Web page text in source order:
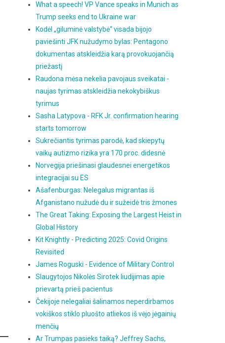
What a speech! VP Vance speaks in Munich as
Trump seeks end to Ukraine war
Kodėl „giluminė valstybė“ visada bijojo
paviešinti JFK nužudymo bylas: Pentagono
dokumentas atskleidžia karą provokuojančią
priežastį
Raudona mėsa nekelia pavojaus sveikatai -
naujas tyrimas atskleidžia nekokybiškus
tyrimus
Sasha Latypova - RFK Jr. confirmation hearing
starts tomorrow
Sukrečiantis tyrimas parodė, kad skiepytų
vaikų autizmo rizika yra 170 proc. didesnė
Norvegija priešinasi glaudesnei energetikos
integracijai su ES
Ašafenburgas: Nelegalus migrantas iš
Afganistano nužudė du ir sužeidė tris žmones
The Great Taking: Exposing the Largest Heist in
Global History
Kit Knightly - Predicting 2025: Covid Origins
Revisited
James Roguski - Evidence of Military Control
Slaugytojos Nikolės Sirotek liudijimas apie
prievartą prieš pacientus
Čekijoje nelegaliai šalinamos neperdirbamos
vokiškos stiklo pluošto atliekos iš vėjo jėgainių
menčių
Ar Trumpas pasieks taiką? Jeffrey Sachs,